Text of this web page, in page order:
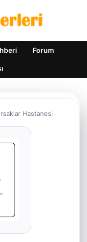
Forum
Hastanesi